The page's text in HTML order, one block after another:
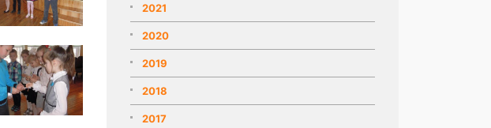
2021
2020
2019
2018
2017